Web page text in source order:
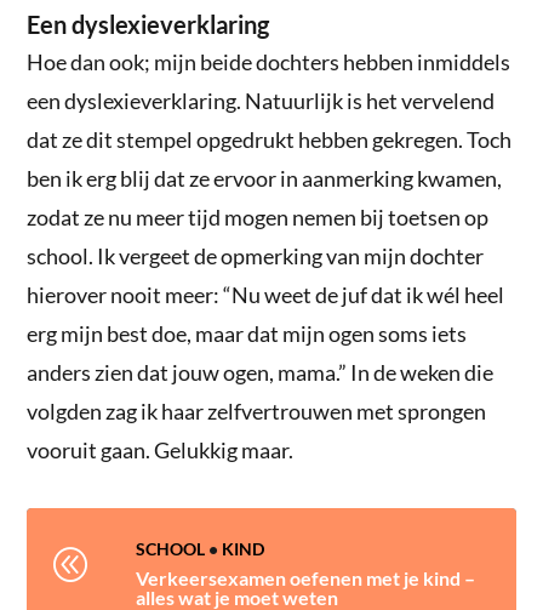
Een dyslexieverklaring
Hoe dan ook; mijn beide dochters hebben inmiddels
een dyslexieverklaring. Natuurlijk is het vervelend
dat ze dit stempel opgedrukt hebben gekregen. Toch
ben ik erg blij dat ze ervoor in aanmerking kwamen,
zodat ze nu meer tijd mogen nemen bij toetsen op
school. Ik vergeet de opmerking van mijn dochter
hierover nooit meer: “Nu weet de juf dat ik wél heel
erg mijn best doe, maar dat mijn ogen soms iets
anders zien dat jouw ogen, mama.” In de weken die
volgden zag ik haar zelfvertrouwen met sprongen
vooruit gaan. Gelukkig maar.
@ SCHOOL • KIND
Verkeersexamen oefenen met je kind –
alles wat je moet weten